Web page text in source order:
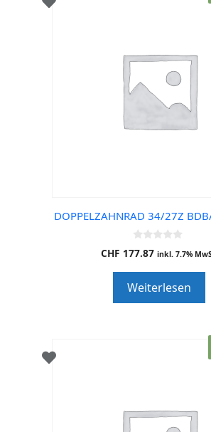
DOPPELZAHNRAD 34/27Z
0
o
o
f
5
CHF 177.87 inkl. 7.7%
Weiterlesen